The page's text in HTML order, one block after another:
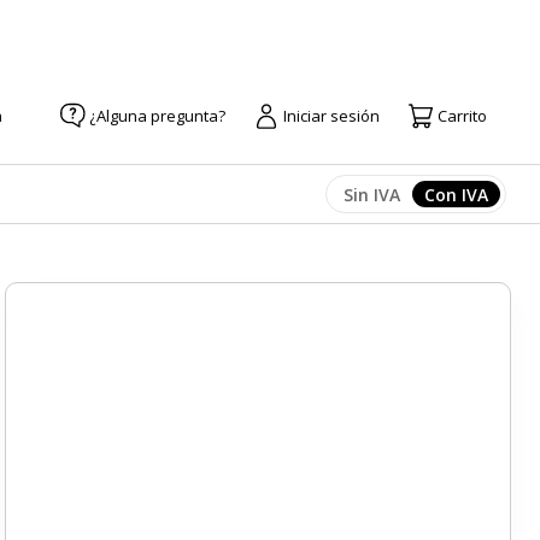
¿Alguna pregunta? Iniciar sesión Carrito
Afficher les prix
Sin IVA Afficher
Con IVA